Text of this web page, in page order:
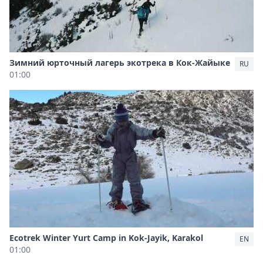
Зимний юрточный лагерь экотрека в Кок-Жайыке
01:00
RU
Ecotrek Winter Yurt Camp in Kok-Jayik, Karakol
01:00
EN